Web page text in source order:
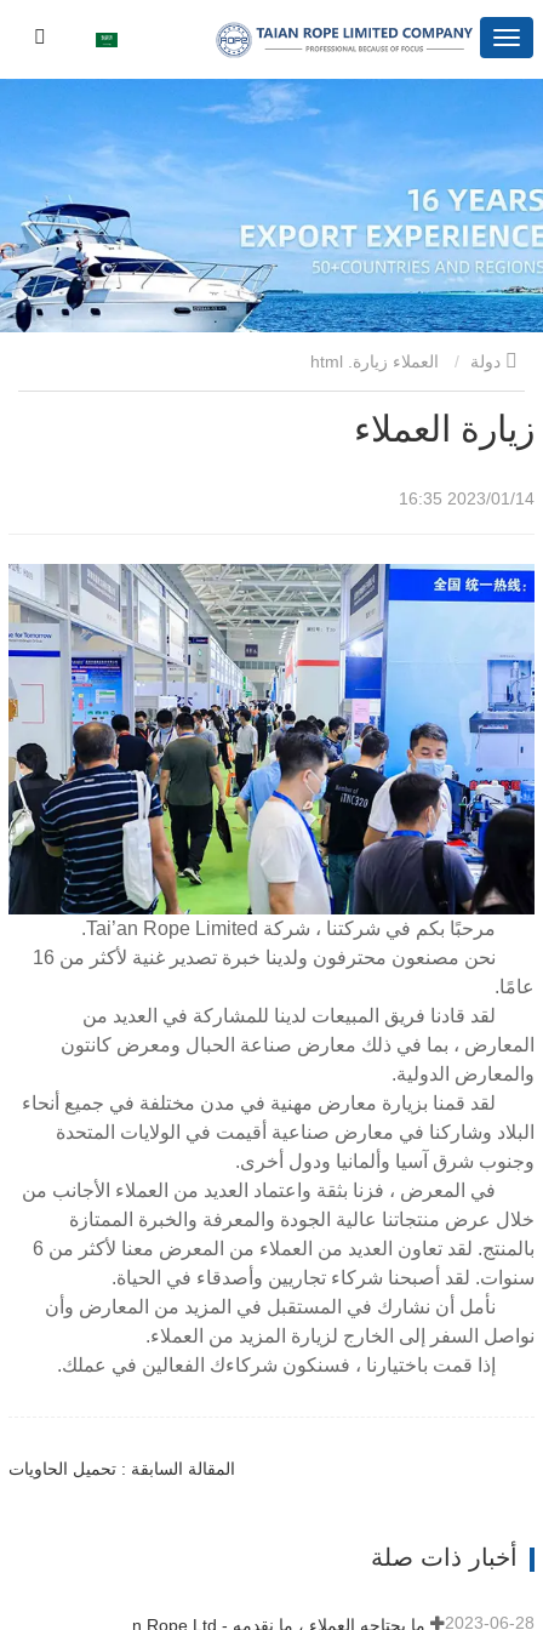
زيارة العملاء
2023/01/14 16:35
مرحبًا بكم في شركتنا ، شركة Tai’an Rope Limited.
نحن مصنعون محترفون ولدينا خبرة تصدير غنية لأكثر من 16
عامًا.
لقد قادنا فريق المبيعات لدينا للمشاركة في العديد من
المعارض ، بما في ذلك معارض صناعة الحبال ومعرض كانتون
والمعارض الدولية.
لقد قمنا بزيارة معارض مهنية في مدن مختلفة في جميع أنحاء
البلاد وشاركنا في معارض صناعية أقيمت في الولايات المتحدة
وجنوب شرق آسيا وألمانيا ودول أخرى.
في المعرض ، فزنا بثقة واعتماد العديد من العملاء الأجانب من
خلال عرض منتجاتنا عالية الجودة والمعرفة والخبرة الممتازة
بالمنتج. لقد تعاون العديد من العملاء من المعرض معنا لأكثر من 6
سنوات. لقد أصبحنا شركاء تجاريين وأصدقاء في الحياة.
نأمل أن نشارك في المستقبل في المزيد من المعارض وأن
نواصل السفر إلى الخارج لزيارة المزيد من العملاء.
إذا قمت باختيارنا ، فسنكون شركاءك الفعالين في عملك.
المقالة السابقة : تحميل الحاويات
أخبار ذات صلة
2023-06-28